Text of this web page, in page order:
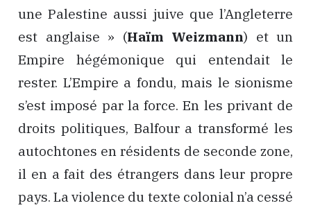
une Palestine aussi juive que l’Angleterre
est anglaise » (Haïm Weizmann) et un
Empire hégémonique qui entendait le
rester. L’Empire a fondu, mais le sionisme
s’est imposé par la force. En les privant de
droits politiques, Balfour a transformé les
autochtones en résidents de seconde zone,
il en a fait des étrangers dans leur propre
pays. La violence du texte colonial n’a cessé